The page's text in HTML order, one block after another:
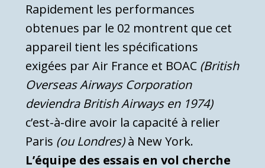
Rapidement les performances
obtenues par le 02 montrent que cet
appareil tient les spécifications
exigées par Air France et BOAC (British
Overseas Airways Corporation
deviendra British Airways en 1974)
c’est-à-dire avoir la capacité à relier
Paris (ou Londres)à New York.
L’équipe des essais en vol cherche